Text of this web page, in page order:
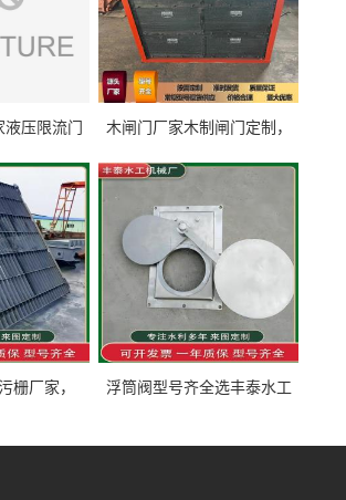
压限流门
木闸门厂家木制闸门定制，
型号齐全
栅厂家，
浮筒阀型号齐全选丰泰水工
道水库电站污水处理钢制闸